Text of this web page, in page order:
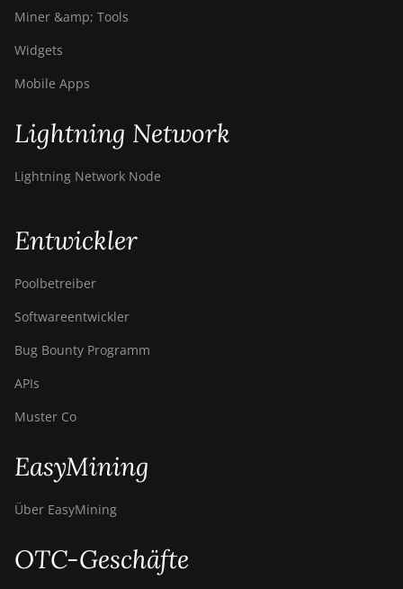
Miner &amp; Tools
Widgets
Mobile Apps
Lightning Network
Lightning Network Node
Entwickler
Poolbetreiber
Softwareentwickler
Bug Bounty Programm
APIs
Muster Co
EasyMining
Über EasyMining
OTC-Geschäfte